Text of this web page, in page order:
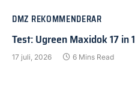
DMZ REKOMMENDERAR
Test: Ugreen Maxidok 17 in 1
17 juli, 2026 6 Mins Read